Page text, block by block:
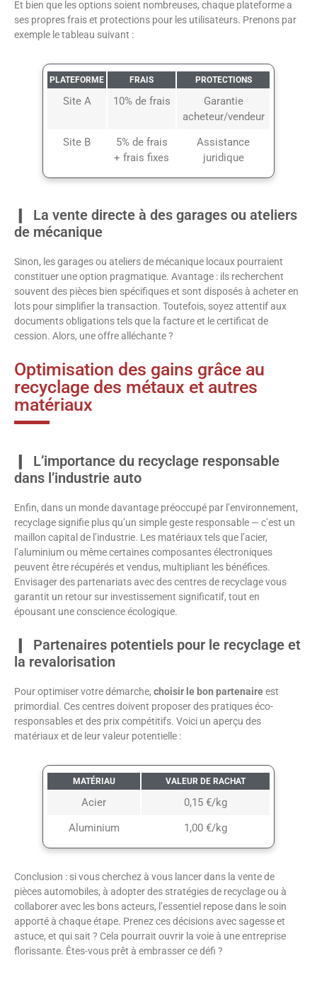
Et bien que les options soient nombreuses, chaque plateforme a
ses propres frais et protections pour les utilisateurs. Prenons par
exemple le tableau suivant :
PLATEFORME FRAIS PROTECTIONS
Site A 10% de frais
Garantie
acheteur/vendeur
Site B
5% de frais
+ frais fixes
Assistance
juridique
La vente directe à des garages ou ateliers
de mécanique
Sinon, les garages ou ateliers de mécanique locaux pourraient
constituer une option pragmatique. Avantage : ils recherchent
souvent des pièces bien spécifiques et sont disposés à acheter en
lots pour simplifier la transaction. Toutefois, soyez attentif aux
documents obligations tels que la facture et le certificat de
cession. Alors, une offre alléchante ?
Optimisation des gains grâce au
recyclage des métaux et autres
matériaux
L’importance du recyclage responsable
dans l’industrie auto
Enfin, dans un monde davantage préoccupé par l’environnement,
recyclage signifie plus qu’un simple geste responsable — c’est un
maillon capital de l’industrie. Les matériaux tels que l’acier,
l’aluminium ou même certaines composantes électroniques
peuvent être récupérés et vendus, multipliant les bénéfices.
Envisager des partenariats avec des centres de recyclage vous
garantit un retour sur investissement significatif, tout en
épousant une conscience écologique.
Partenaires potentiels pour le recyclage et
la revalorisation
Pour optimiser votre démarche, choisir le bon partenaireest
primordial. Ces centres doivent proposer des pratiques éco-
responsables et des prix compétitifs. Voici un aperçu des
matériaux et de leur valeur potentielle :
MATÉRIAU VALEUR DE RACHAT
Acier
0,15 €/kg
Aluminium
1,00 €/kg
Conclusion : si vous cherchez à vous lancer dans la vente de
pièces automobiles, à adopter des stratégies de recyclage ou à
collaborer avec les bons acteurs, l’essentiel repose dans le soin
apporté à chaque étape. Prenez ces décisions avec sagesse et
astuce, et qui sait ? Cela pourrait ouvrir la voie à une entreprise
florissante. Êtes-vous prêt à embrasser ce défi ?